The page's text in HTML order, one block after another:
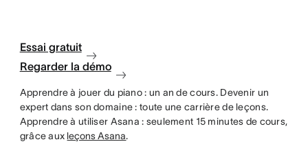
Essai gratuit
Regarder la démo
Apprendre à jouer du piano : un an de cours. Devenir un
expert dans son domaine : toute une carrière de leçons.
Apprendre à utiliser Asana : seulement 15 minutes de cours,
grâce aux leçons Asana.